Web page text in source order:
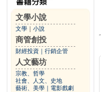
文學小說
文學 小說
商管創投
財經投資 行銷企管
人文藝坊
宗教、哲學
社會、人文、史地
藝術、美學
電影戲劇